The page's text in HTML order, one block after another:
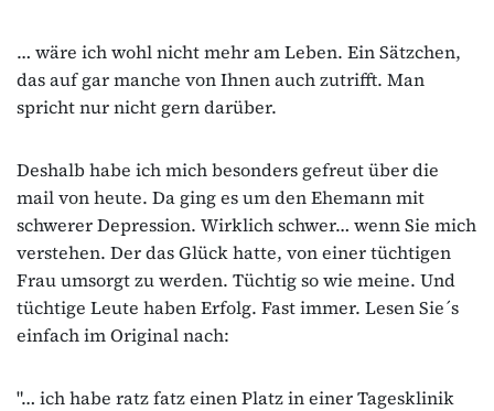
… wäre ich wohl nicht mehr am Leben. Ein Sätzchen,
das auf gar manche von Ihnen auch zutrifft. Man
spricht nur nicht gern darüber.
Deshalb habe ich mich besonders gefreut über die
mail von heute. Da ging es um den Ehemann mit
schwerer Depression. Wirklich schwer… wenn Sie mich
verstehen. Der das Glück hatte, von einer tüchtigen
Frau umsorgt zu werden. Tüchtig so wie meine. Und
tüchtige Leute haben Erfolg. Fast immer. Lesen Sie´s
einfach im Original nach:
"… ich habe ratz fatz einen Platz in einer Tagesklinik